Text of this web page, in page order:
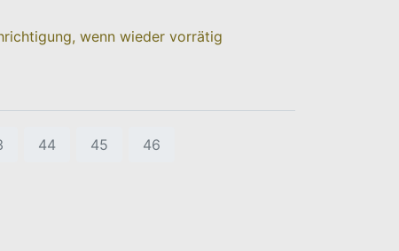
wenn wieder vorrätig
44 45 46